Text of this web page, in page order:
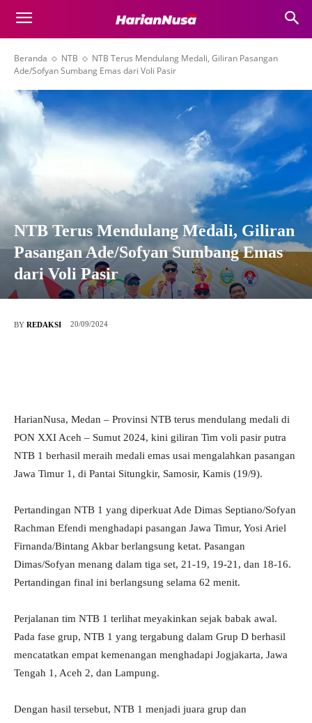
Beranda NTB
NTB Terus Mendulang Medali, Giliran Pasangan
Ade/Sofyan Sumbang Emas dari Voli Pasir
NTB Terus Mendulang Medali, Giliran
Pasangan Ade/Sofyan Sumbang Emas
dari Voli Pasir
BY REDAKSI 20/09/2024
HarianNusa, Medan – Provinsi NTB terus mendulang medali di
PON XXI Aceh – Sumut 2024, kini giliran Tim voli pasir putra
NTB 1 berhasil meraih medali emas usai mengalahkan pasangan
Jawa Timur 1, di Pantai Situngkir, Samosir, Kamis (19/9).
Pertandingan NTB 1 yang diperkuat Ade Dimas Septiano/Sofyan
Rachman Efendi menghadapi pasangan Jawa Timur, Yosi Ariel
Firnanda/Bintang Akbar berlangsung ketat. Pasangan
Dimas/Sofyan menang dalam tiga set, 21-19, 19-21, dan 18-16.
Pertandingan final ini berlangsung selama 62 menit.
Perjalanan tim NTB 1 terlihat meyakinkan sejak babak awal.
Pada fase grup, NTB 1 yang tergabung dalam Grup D berhasil
mencatatkan empat kemenangan menghadapi Jogjakarta, Jawa
Tengah 1, Aceh 2, dan Lampung.
Dengan hasil tersebut, NTB 1 menjadi juara grup dan